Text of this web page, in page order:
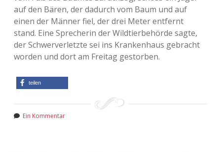
Adventskalender 2024
auf den Bären, der dadurch vom Baum und auf
einen der Männer fiel, der drei Meter entfernt
stand. Eine Sprecherin der Wildtierbehörde sagte,
der Schwerverletzte sei ins Krankenhaus gebracht
worden und dort am Freitag gestorben.
teilen
Ein Kommentar